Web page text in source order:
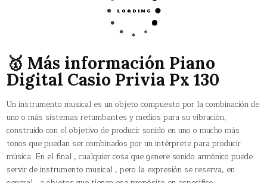
🥇 Más información Piano
Digital Casio Privia Px 130
Un instrumento musical es un objeto compuesto por la combinación de
uno o más sistemas retumbantes y medios para su vibración,
construido con el objetivo de producir sonido en uno o mucho más
tonos que puedan ser combinados por un intérprete para producir
música. En el final , cualquier cosa que genere sonido armónico puede
servir de instrumento musical , pero la expresión se reserva, en